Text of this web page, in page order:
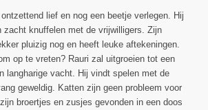
lief en nog een beetje verlegen. Hij
zacht knuffelen met de vrijwilligers. Zijn
pluizig nog en heeft leuke aftekeningen.
op te vreten? Rauri zal uitgroeien tot een
langharige vacht. Hij vindt spelen met de
geweldig. Katten zijn geen probleem voor
broertjes en zusjes gevonden in een doos